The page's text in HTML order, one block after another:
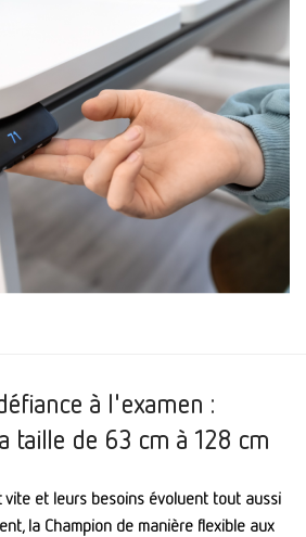
à l'examen :
taille de 63 cm à 128 cm
vite et leurs besoins évoluent tout aussi
la Champion de manière flexible aux